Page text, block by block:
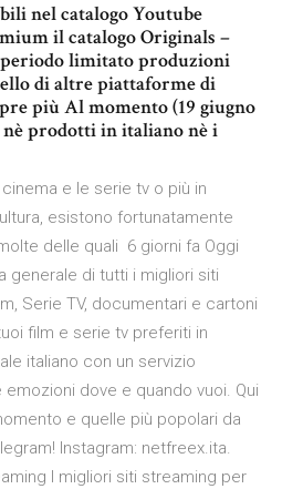
nel catalogo Youtube
il catalogo Originals –
limitato produzioni
di altre piattaforme di
più Al momento (19 giugno
nè prodotti in italiano nè i
e le serie tv o più in
esistono fortunatamente
delle quali 6 giorni fa Oggi
generale di tutti i migliori siti
Serie TV, documentari e cartoni
film e serie tv preferiti in
italiano con un servizio
dove e quando vuoi. Qui
e quelle più popolari da
Instagram: netfreex.ita.
I migliori siti streaming per